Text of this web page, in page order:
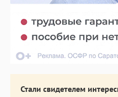
Стали свидетелем